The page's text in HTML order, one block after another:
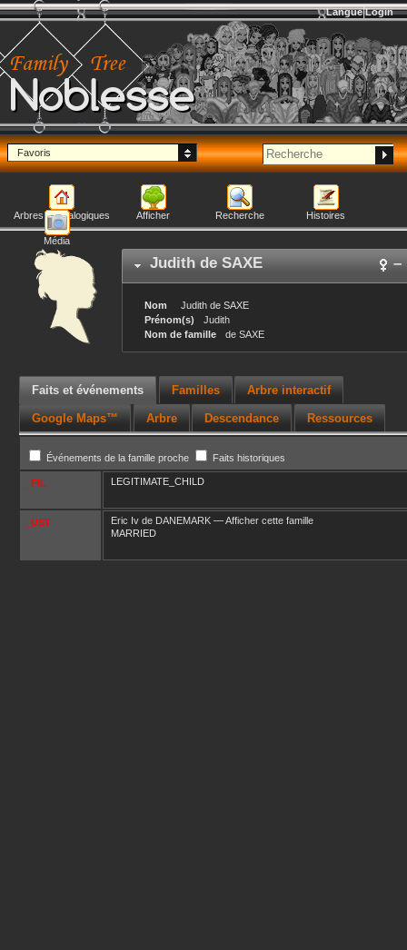
Noblesse
Langue Login
Favoris
Arbres généalogiques Afficher Recherche Histoires
Média
Judith de SAXE –
Nom Judith de SAXE
Prénom(s)
Judith
Nom de famille
de SAXE
Faits et événements Familles Arbre interactif
Google Maps™ Arbre Descendance Ressources
Événements de la famille proche Faits historiques
_FIL LEGITIMATE_CHILD
_UST Eric Iv de DANEMARK —Afficher cette famille
MARRIED